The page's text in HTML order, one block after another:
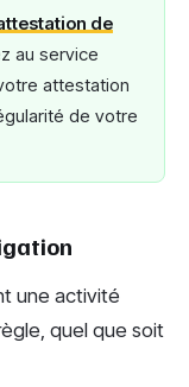
de
au service
attestation
de votre
une activité
quel que soit